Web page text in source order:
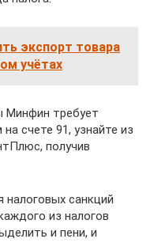
экспорт товара
учётах
Минфин требует
счете 91, узнайте из
получив
санкций
из налогов
и пени, и